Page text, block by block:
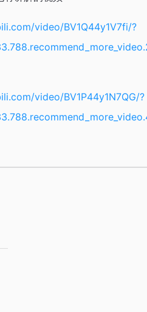
video/BV1Q44y1V7fi/?
video/BV1P44y1N7QG/?